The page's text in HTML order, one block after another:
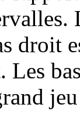
droit